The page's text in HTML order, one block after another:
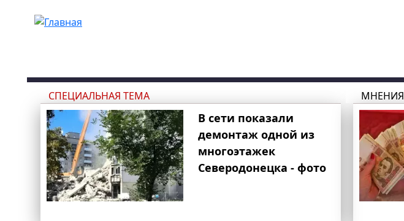
СПЕЦИАЛЬНАЯ ТЕМА
В сети показали
демонтаж одной из
многоэтажек
Северодонецка - фото
МНЕНИЯ